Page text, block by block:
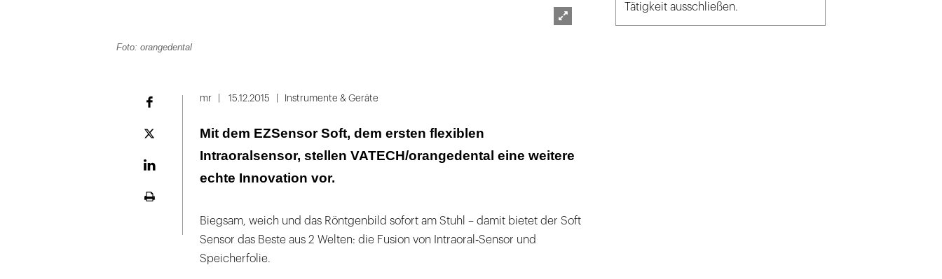
Foto: orangedental
Plattform
mr 15.12.2015 Instrumente & Geräte
Mit dem EZSensor Soft, dem ersten flexiblen
Intraoralsensor, stellen VATECH/orangedental eine weitere
echte Innovation vor.
Biegsam, weich und das Röntgenbild sofort am Stuhl – damit bietet der Soft
Sensor das Beste aus 2 Welten: die Fusion von Intraoral‐Sensor und
Speicherfolie.
Tätigkeit ausschließen.